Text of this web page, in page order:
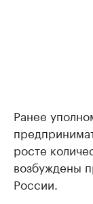
Ранее
росте
возбуждены
России.